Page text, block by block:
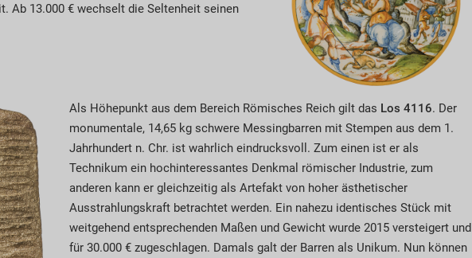
Ab 13.000 € wechselt die Seltenheit seinen
Als Höhepunkt aus dem Bereich Römisches Reich gilt das Los 4116. Der
monumentale, 14,65 kg schwere Messingbarren mit Stempen aus dem 1.
Jahrhundert n. Chr. ist wahrlich eindrucksvoll. Zum einen ist er als
Technikum ein hochinteressantes Denkmal römischer Industrie, zum
anderen kann er gleichzeitig als Artefakt von hoher ästhetischer
Ausstrahlungskraft betrachtet werden. Ein nahezu identisches Stück mit
weitgehend entsprechenden Maßen und Gewicht wurde 2015 versteigert und
für 30.000 € zugeschlagen. Damals galt der Barren als Unikum. Nun können